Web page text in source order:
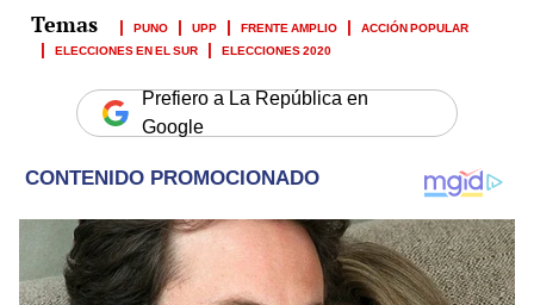
PUNO UPP FRENTE AMPLIO
ACCIÓN POPULAR
ELECCIONES EN EL SUR
ELECCIONES 2020
Prefiero a La República en
Google